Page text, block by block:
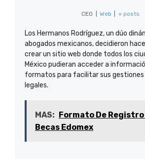
CEO Web + posts
Los Hermanos Rodríguez, un dúo
abogados mexicanos, decidieron
crear un sitio web donde todos los
México pudieran acceder a
formatos para facilitar sus
legales.
MAS: Formato De Registro
Becas Edomex